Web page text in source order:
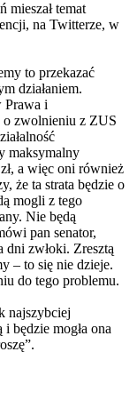
mieszał temat
na Twitterze, w
to przekazać
działaniem.
Prawa i
o zwolnieniu z ZUS
maksymalny
a więc oni również
że ta strata będzie o
mogli z tego
Nie będą
pan senator,
dni zwłoki. Zresztą
– to się nie dzieje.
do tego problemu.
najszybciej
będzie mogła ona